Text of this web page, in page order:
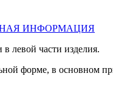
ИНФОРМАЦИЯ
левой части изделия.
форме, в основном